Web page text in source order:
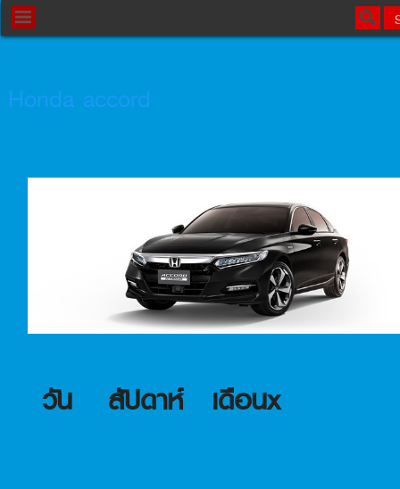
Honda accord
วัน สัปดาห์ เดือนx